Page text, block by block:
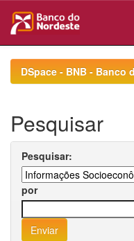
navigationDSpace - BNB - Banco
Pesquisar
Pesquisar:
por